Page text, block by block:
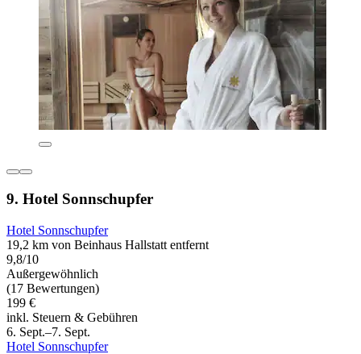
9. Hotel Sonnschupfer
Hotel Sonnschupfer
19,2 km von Beinhaus Hallstatt entfernt
9,8/10
Außergewöhnlich
(17 Bewertungen)
199 €
inkl. Steuern & Gebühren
6. Sept.–7. Sept.
Hotel Sonnschupfer